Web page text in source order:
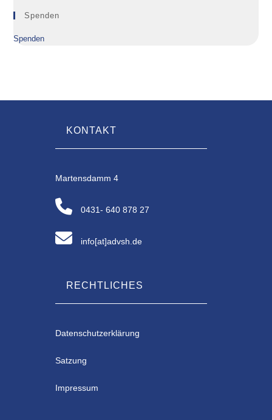
Spenden
Spenden
KONTAKT
Martensdamm 4
0431- 640 878 27
info[at]advsh.de
RECHTLICHES
Datenschutzerklärung
Satzung
Impressum